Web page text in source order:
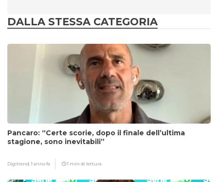
DALLA STESSA CATEGORIA
Pancaro: “Certe scorie, dopo il finale dell’ultima
stagione, sono inevitabili”
Digitrend,1 anno fa 1 min di lettura